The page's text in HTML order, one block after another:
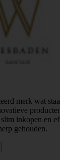
merk wat
inkopen en
gehouden.